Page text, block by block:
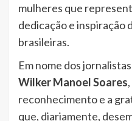
mulheres que
dedicação e inspiração
brasileiras.
Em nome dos jornalistas
Wilker Manoel Soares
reconhecimento e a
que, diariamente,